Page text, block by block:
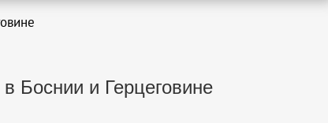
Боснии и Герцеговине